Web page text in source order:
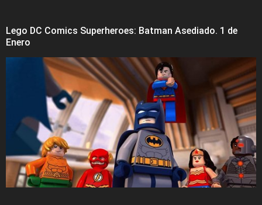
Lego DC Comics Superheroes: Batman Asediado. 1 de
Enero